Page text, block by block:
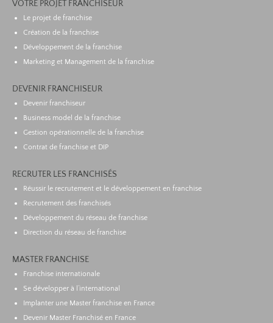
VOTRE PROJET FRANCHISEUR
Le projet de franchise
Création de la franchise
Développement de la franchise
Marketing et Management de la franchise
DEVENIR FRANCHISEUR
Devenir franchiseur
Business model de la franchise
Gestion opérationnelle de la franchise
Contrat de franchise et DIP
RECRUTER LES FRANCHISÉS
Réussir le recrutement et le développement en franchise
Recrutement des franchisés
Développement du réseau de franchise
Direction du réseau de franchise
MASTER FRANCHISE
Franchise internationale
Se développer à l’international
Implanter une Master franchise en France
Devenir Master Franchisé en France